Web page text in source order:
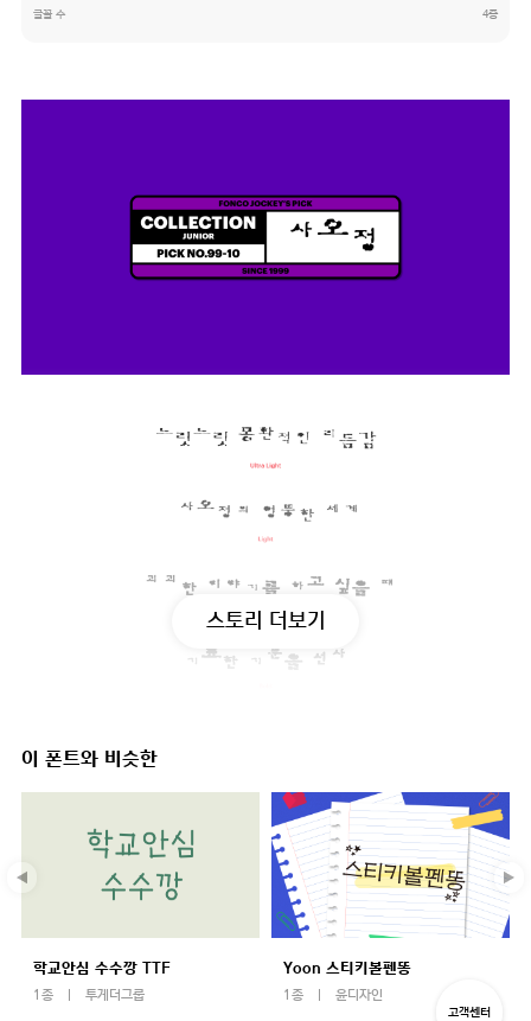
글꼴 수 4종
스토리 더보기
이 폰트와 비슷한
학교안심 수수깡 TTF
1종 투게더그룹
Yoon 스티키볼펜똥
1종 윤디자인
고객센터